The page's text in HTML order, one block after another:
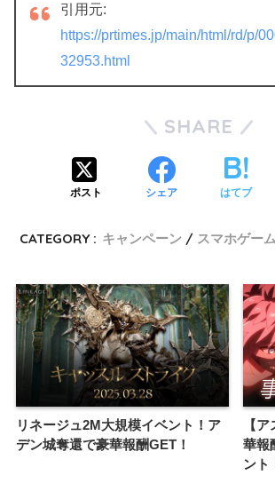
引用元:
https://prtimes.jp/main/html/rd/p/
32953.html
SHARE
ポスト シェア はてブ
CATEGORY : キャンペーン スマホゲー
リネージュ2M大規模イベント！ア
デン城奪還で豪華報酬GET！
【
華報
ント